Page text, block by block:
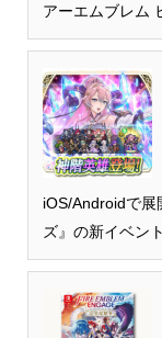
アーエムブレム
iOS/Androidで展
ズ』の新イベン